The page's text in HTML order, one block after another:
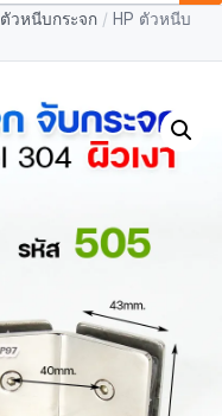
ตัวหนีบกระจก / HP ตัวหนีบ